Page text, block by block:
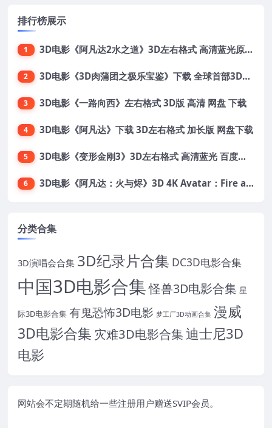
排行榜展示
1 3D电影《阿凡达2水之道》3D左右格式 高清蓝光原盘 网盘下载 中文配音 4K3DVR电影
2 3D电影《3D肉蒲团之极乐宝鉴》下载 全球首部3D限制级电影 网盘下载
3 3D电影《一路向西》左右格式 3D版 高清 网盘 下载
4 3D电影《阿凡达》下载 3D左右格式 加长版 网盘下载
5 3D电影《变形金刚3》3D左右格式 高清蓝光 百度网盘+迅雷 下载 出屏国配字幕.国英双语
6 3D电影《阿凡达：火与烬》3D 4K Avatar：Fire and Ash 3D 左右格式 高清4K 电影 下载
分类合集
3D演唱会合集 3D纪录片合集 DC3D电影合集
中国3D电影合集怪兽3D电影合集 星
际3D电影合集 有鬼恐怖3D电影 梦工厂3D动画合集 漫威
3D电影合集 灾难3D电影合集迪士尼3D
电影
网站会不定期随机给一些注册用户赠送SVIP会员。